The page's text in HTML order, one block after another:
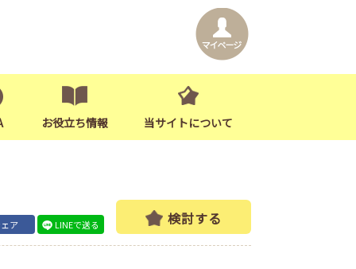
お役立ち情報 当サイトについて
ア LINEで送る 検討する